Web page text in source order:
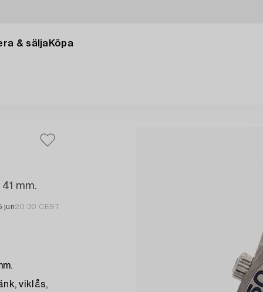
& sälja Köpa
mm.
jun20:30 CEST
viklås,